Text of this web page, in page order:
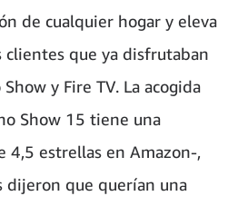
de cualquier hogar y eleva
clientes que ya disfrutaban
y Fire TV. La acogida
Show 15 tiene una
4,5 estrellas en Amazon-,
dijeron que querían una